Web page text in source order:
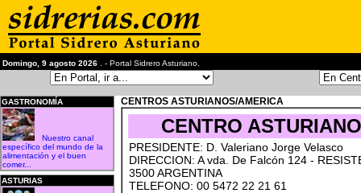
Domingo, 9 agosto 2026 . - Portal Sidrero Asturiano.
GASTRONOMÍA
Nuestro canal
específico del mundo de la
alimentación y el buen
comer...
ASTURIAS
CENTROS ASTURIANOS/AMERICA
CENTRO
PRESIDENTE: D. Valeriano Jorge Velasco
DIRECCION: A vda. De Falcón 124 -
3500 ARGENTINA
TELEFONO: 00 5472 22 21 61